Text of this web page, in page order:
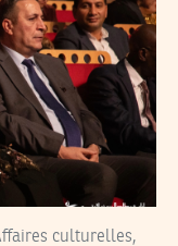
culturelles,